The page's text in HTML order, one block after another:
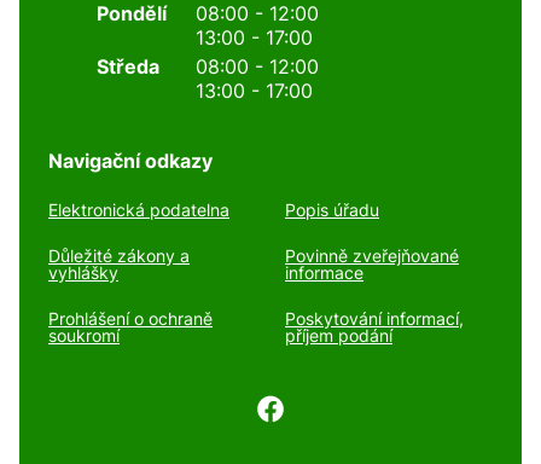
Pondělí
08:00 - 12:00
13:00 - 17:00
Středa
08:00 - 12:00
13:00 - 17:00
Navigační odkazy
Elektronická podatelna Popis úřadu
Důležité zákony a
vyhlášky
Povinně zveřejňované
informace
Prohlášení o ochraně
soukromí
Poskytování informací,
příjem podání